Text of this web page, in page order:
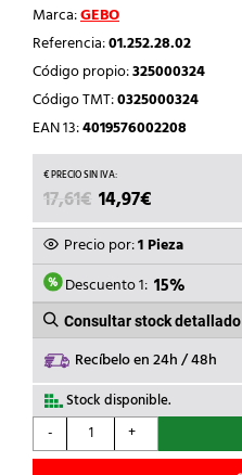
Marca:GEBO
Referencia:01.252.28.02
Código propio:325000324
Código TMT:0325000324
EAN 13:4019576002208
17,61€ EL
PRECIO
ORIGINAL
ERA:
17,61€.
14,97€
PRECIO
ACTUAL
ES:
14,97€.
Precio por:1 Pieza
Descuento 1: 15%
Consultar stock detallado
Recíbelo en 24h / 48h
Stock disponible.
-
GEBO
-
+